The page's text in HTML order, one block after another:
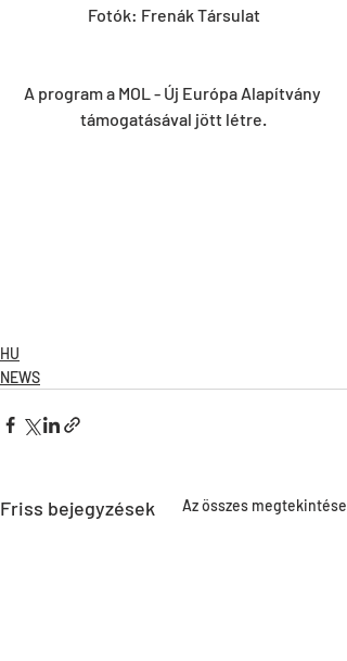
Fotók: Frenák Társulat
A program a MOL - Új Európa Alapítvány
támogatásával jött létre.
HU
NEWS
Friss bejegyzések Az összes megtekintése